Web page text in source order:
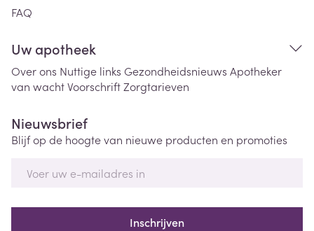
FAQ
Uw apotheek
Over ons Nuttige links Gezondheidsnieuws Apotheker
van wachtVoorschriftZorgtarieven
Nieuwsbrief
Blijf op de hoogte van nieuwe producten en promoties
Inschrijven